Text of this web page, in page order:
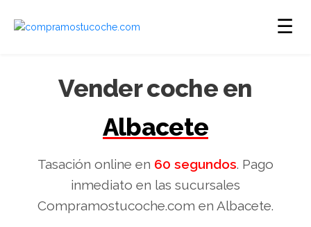
☰
Vender coche en
Albacete
Tasación online en 60 segundos. Pago
inmediato en las sucursales
Compramostucoche.com en Albacete.